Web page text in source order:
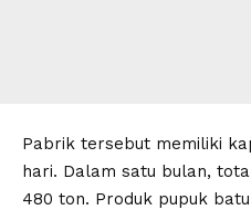
Pabrik tersebut memiliki
hari. Dalam satu bulan,
480 ton. Produk pupuk